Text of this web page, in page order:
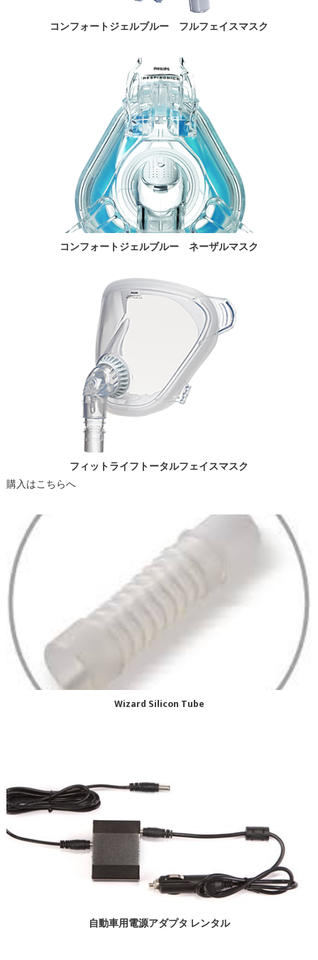
コンフォートジェルブルー フルフェイスマスク
コンフォートジェルブルー ネーザルマスク
フィットライフトータルフェイスマスク
購入はこちらへ
Wizard Silicon Tube
自動車用電源アダプタ レンタル